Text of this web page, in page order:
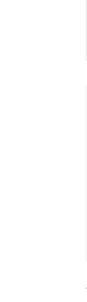
康的黄金亚麻籽，我们把